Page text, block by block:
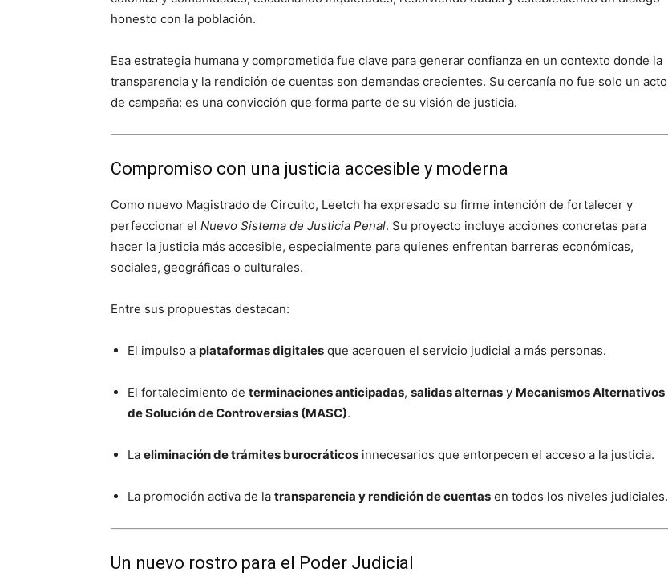
honesto con la población.
Esa estrategia humana y comprometida fue clave para generar confianza en un contexto donde la
transparencia y la rendición de cuentas son demandas crecientes. Su cercanía no fue solo un acto
de campaña: es una convicción que forma parte de su visión de justicia.
Compromiso con una justicia accesible y moderna
Como nuevo Magistrado de Circuito, Leetch ha expresado su firme intención de fortalecer y
perfeccionar el Nuevo Sistema de Justicia Penal. Su proyecto incluye acciones concretas para
hacer la justicia más accesible, especialmente para quienes enfrentan barreras económicas,
sociales, geográficas o culturales.
Entre sus propuestas destacan:
El impulso a plataformas digitales que acerquen el servicio judicial a más personas.
El fortalecimiento de terminaciones anticipadas, salidas alternas y Mecanismos Alternativos
de Solución de Controversias (MASC).
La eliminación de trámites burocráticos innecesarios que entorpecen el acceso a la justicia.
La promoción activa de la transparencia y rendición de cuentas en todos los niveles judiciales.
Un nuevo rostro para el Poder Judicial